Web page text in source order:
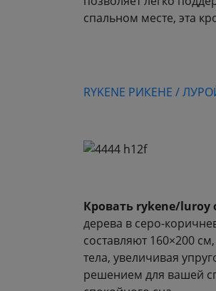
спальном месте, эта
RYKENE РИКЕНЕ /
Кровать rykene/luroy
дерева в серо-
составляют 160×200
тела, увеличивая
решением для вашей